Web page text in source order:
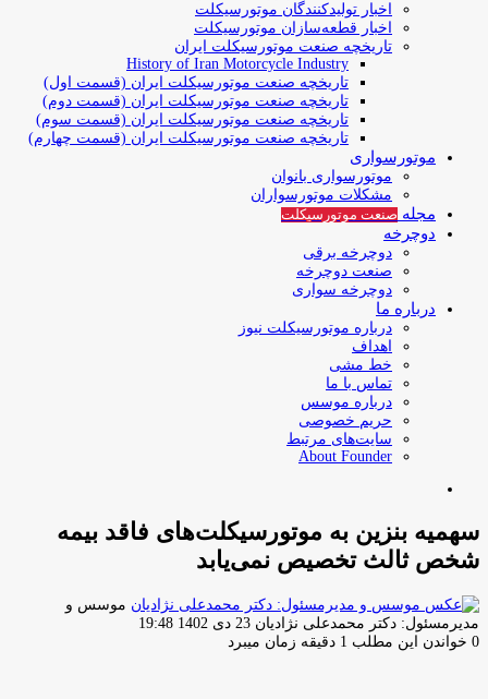
اخبار تولیدکنندگان موتورسیکلت
اخبار قطعه‌سازان موتورسیکلت
تاریخچه صنعت موتورسیکلت ایران
History of Iran Motorcycle Industry
تاریخچه صنعت موتورسیکلت ایران (قسمت اول)
تاریخچه صنعت موتورسیکلت ایران (قسمت دوم)
تاریخچه صنعت موتورسیکلت ایران (قسمت سوم)
تاریخچه صنعت موتورسیکلت ایران (قسمت چهارم)
موتورسواری
موتورسواری بانوان
مشکلات موتورسواران
مجله صنعت موتورسیکلت
دوچرخه
دوچرخه برقی
صنعت دوچرخه
دوچرخه سواری
درباره ما
درباره موتورسیکلت نیوز
اهداف
خط مشی
تماس با ما
درباره موسس
حریم خصوصی
سایت‌های مرتبط
About Founder
سهمیه بنزین به موتورسیکلت‌های فاقد بیمه
شخص ثالث تخصیص نمی‌یابد
موسس و
مدیرمسئول: دکتر محمدعلی نژادیان ارسال
ایمیل
23 دی 1402 19:48
0 خواندن این مطلب 1 دقیقه زمان میبرد